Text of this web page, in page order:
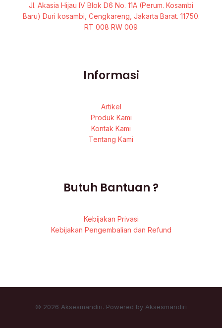
Jl. Akasia Hijau IV Blok D6 No. 11A (Perum. Kosambi
Baru) Duri kosambi, Cengkareng, Jakarta Barat. 11750.
RT 008 RW 009
Informasi
Artikel
Produk Kami
Kontak Kami
Tentang Kami
Butuh Bantuan ?
Kebijakan Privasi
Kebijakan Pengembalian dan Refund
© 2026 Aksesmandiri. Powered by Aksesmandiri